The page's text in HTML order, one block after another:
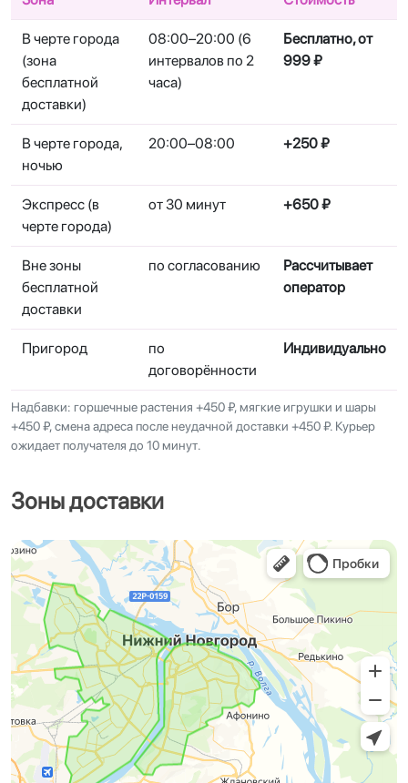
Надбавки: горшечные растения +450 ₽, мягкие игрушки и шары
+450 ₽, смена адреса после неудачной доставки +450 ₽. Курьер
ожидает получателя до 10 минут.
В черте города
(зона
бесплатной
доставки)
08:00–20:00 (6
интервалов по 2
часа)
Бесплатно, от
999 ₽
В черте города,
ночью
20:00–08:00 +250 ₽
Экспресс (в
черте города)
от 30 минут +650 ₽
Вне зоны
бесплатной
доставки
по согласованию
Рассчитывает
оператор
Пригород
по
договорённости
Индивидуально
Зоны доставки